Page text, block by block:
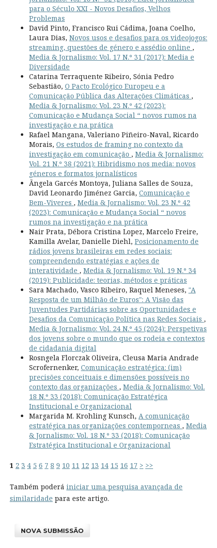
para o Século XXI - Novos Desafios, Velhos
Problemas
David Pinto, Francisco Rui Cádima, Joana Coelho,
Laura Dias, Novos usos e desafios para os videojogos:
streaming, questões de género e assédio online ,
Media & Jornalismo: Vol. 17 N.º 31 (2017): Media e
Diversidade
Catarina Terraquente Ribeiro, Sónia Pedro
Sebastião, O Pacto Ecológico Europeu e a
Comunicação Pública das Alterações Climáticas ,
Media & Jornalismo: Vol. 23 N.º 42 (2023):
Comunicação e Mudança Social “ novos rumos na
investigação e na prática
Rafael Mangana, Valeriano Piñeiro-Naval, Ricardo
Morais, Os estudos de framing no contexto da
investigação em comunicação , Media & Jornalismo:
Vol. 21 N.º 38 (2021): Hibridismo nos media: novos
géneros e formatos jornalísticos
Ãngela Garcés Montoya, Juliana Salles de Souza,
David Leonardo Jiménez Garcia, Comunicação e
Bem-Viveres , Media & Jornalismo: Vol. 23 N.º 42
(2023): Comunicação e Mudança Social “ novos
rumos na investigação e na prática
Nair Prata, Débora Cristina Lopez, Marcelo Freire,
Kamilla Avelar, Danielle Diehl, Posicionamento de
rádios jovens brasileiras em redes sociais:
compreendendo estratégias e ações de
interatividade , Media & Jornalismo: Vol. 19 N.º 34
(2019): Publicidade: teorias, métodos e práticas
Sara Machado, Vasco Ribeiro, Raquel Meneses, "A
Resposta de um Milhão de Euros": A Visão das
Juventudes Partidárias sobre as Oportunidades e
Desafios da Comunicação Política nas Redes Sociais ,
Media & Jornalismo: Vol. 24 N.º 45 (2024): Perspetivas
dos jovens sobre o mundo que os rodeia e contextos
de cidadania digital
Rosngela Florczak Oliveira, Cleusa Maria Andrade
Scrofernenker, Comunicação estratégica: (im)
precisões conceituais e dimensões possíveis no
contexto das organizações , Media & Jornalismo: Vol.
18 N.º 33 (2018): Comunicação Estratégica
Institucional e Organizacional
Margarida M. Krohling Kunsch, A comunicação
estratégica nas organizações contemporneas , Media
& Jornalismo: Vol. 18 N.º 33 (2018): Comunicação
Estratégica Institucional e Organizacional
1 2 3 4 5 6 7 8 9 10 11 12 13 14 15 16 17 > >>
Também poderá iniciar uma pesquisa avançada de
similaridade para este artigo.
NOVA SUBMISSÃO